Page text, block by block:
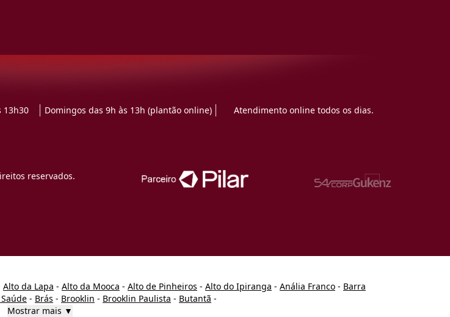
13h30 Domingos das 9h às 13h (plantão online) Atendimento online todos os dias.
reservados.
Alto da Lapa - Alto da Mooca - Alto de Pinheiros - Alto do Ipiranga - Anália Franco - Barra
- Brás - Brooklin - Brooklin Paulista - Butantã -
Mostrar mais ▼